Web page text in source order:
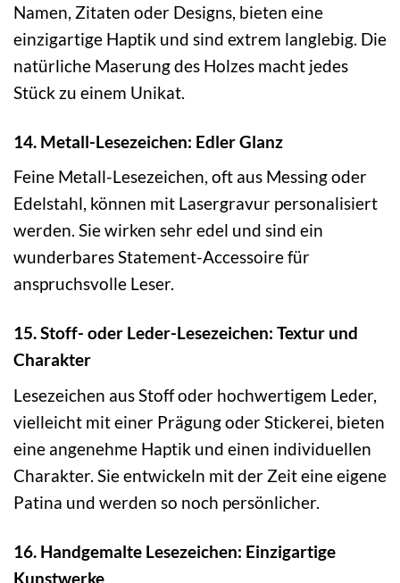
Namen, Zitaten oder Designs, bieten eine
einzigartige Haptik und sind extrem langlebig. Die
natürliche Maserung des Holzes macht jedes
Stück zu einem Unikat.
14. Metall-Lesezeichen: Edler Glanz
Feine Metall-Lesezeichen, oft aus Messing oder
Edelstahl, können mit Lasergravur personalisiert
werden. Sie wirken sehr edel und sind ein
wunderbares Statement-Accessoire für
anspruchsvolle Leser.
15. Stoff- oder Leder-Lesezeichen: Textur und
Charakter
Lesezeichen aus Stoff oder hochwertigem Leder,
vielleicht mit einer Prägung oder Stickerei, bieten
eine angenehme Haptik und einen individuellen
Charakter. Sie entwickeln mit der Zeit eine eigene
Patina und werden so noch persönlicher.
16. Handgemalte Lesezeichen: Einzigartige
Kunstwerke